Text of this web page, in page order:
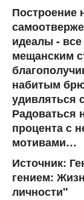
Построение
идеалы -
мещанским
набитым
удивляться
Радоваться
процента с
мотивами…
Источник:
гением:
личности"